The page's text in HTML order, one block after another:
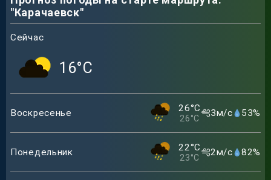
"Карачаевск"
Сейчас
16°C
Воскресенье 26°C
26°C 3м/с 53%
Понедельник 22°C
23°C 2м/с 82%